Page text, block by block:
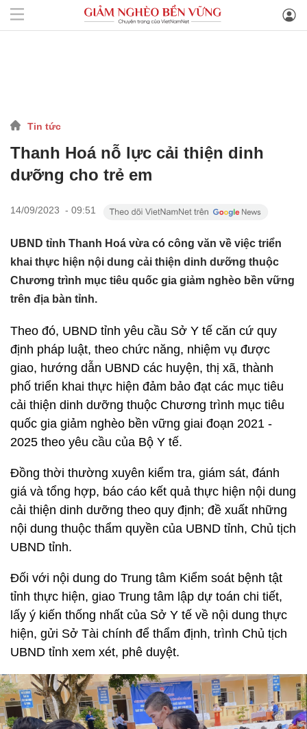
Tin tức
Thanh Hoá nỗ lực cải thiện dinh
dưỡng cho trẻ em
14/09/2023 - 09:51
UBND tỉnh Thanh Hoá vừa có công văn về việc triển
khai thực hiện nội dung cải thiện dinh dưỡng thuộc
Chương trình mục tiêu quốc gia giảm nghèo bền vững
trên địa bàn tỉnh.
Theo đó, UBND tỉnh yêu cầu Sở Y tế căn cứ quy
định pháp luật, theo chức năng, nhiệm vụ được
giao, hướng dẫn UBND các huyện, thị xã, thành
phố triển khai thực hiện đảm bảo đạt các mục tiêu
cải thiện dinh dưỡng thuộc Chương trình mục tiêu
quốc gia giảm nghèo bền vững giai đoạn 2021 -
2025 theo yêu cầu của Bộ Y tế.
Đồng thời thường xuyên kiểm tra, giám sát, đánh
giá và tổng hợp, báo cáo kết quả thực hiện nội dung
cải thiện dinh dưỡng theo quy định; đề xuất những
nội dung thuộc thẩm quyền của UBND tỉnh, Chủ tịch
UBND tỉnh.
Đối với nội dung do Trung tâm Kiểm soát bệnh tật
tỉnh thực hiện, giao Trung tâm lập dự toán chi tiết,
lấy ý kiến thống nhất của Sở Y tế về nội dung thực
hiện, gửi Sở Tài chính để thẩm định, trình Chủ tịch
UBND tỉnh xem xét, phê duyệt.